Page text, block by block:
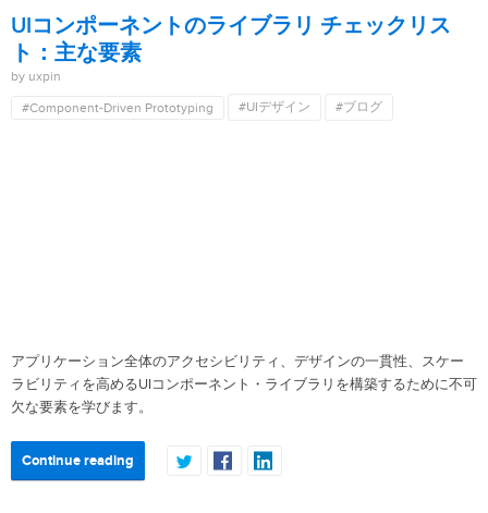
UIコンポーネントのライブラリ チェックリス
ト：主な要素
by uxpin
#Component-Driven Prototyping #UIデザイン #ブログ
アプリケーション全体のアクセシビリティ、デザインの一貫性、スケー
ラビリティを高めるUIコンポーネント・ライブラリを構築するために不可
欠な要素を学びます。
Continue reading